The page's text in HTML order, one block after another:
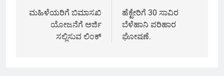
navigation
ಮಹಿಳೆಯರಿಗೆ ಬಿಮಾಸಖಿ
ಯೋಜನೆಗೆ ಅರ್ಜಿ
ಸಲ್ಲಿಸುವ ಲಿಂಕ್
ಹೆಕ್ಟೇರಿಗೆ 30 ಸಾವಿರ
ಬೆಳೆಹಾನಿ ಪರಿಹಾರ
ಘೋಷಣೆ.